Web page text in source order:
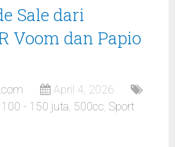
Sale dari
Voom dan Papio
April 4, 2026
100 - 150 juta, 500cc,Sport